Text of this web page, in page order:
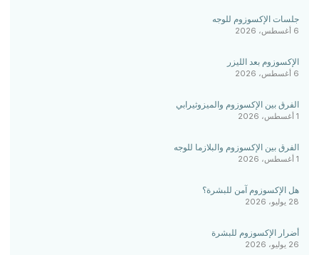
جلسات الإكسوزوم للوجه
6 أغسطس، 2026
الإكسوزوم بعد الليزر
6 أغسطس، 2026
الفرق بين الإكسوزوم والميزوثيرابي
1 أغسطس، 2026
الفرق بين الإكسوزوم والبلازما للوجه
1 أغسطس، 2026
هل الإكسوزوم آمن للبشرة؟
28 يوليو، 2026
أضرار الإكسوزوم للبشرة
26 يوليو، 2026